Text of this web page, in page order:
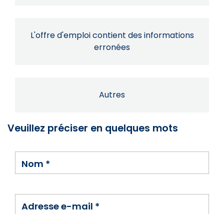
L'offre d'emploi contient des informations
erronées
Autres
Veuillez préciser en quelques mots
Nom *
Adresse e-mail *